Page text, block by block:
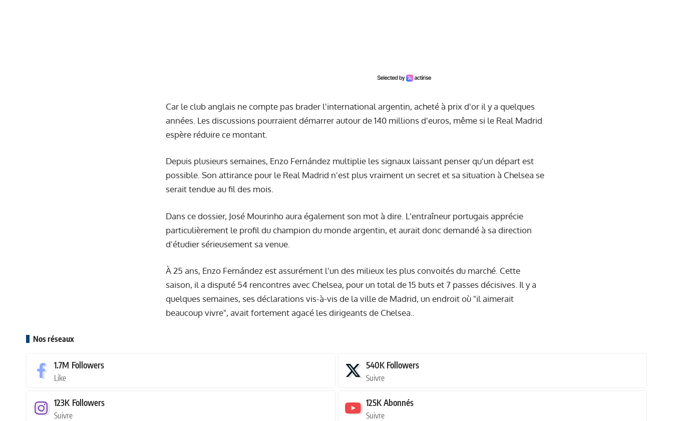
Car le club anglais ne compte pas brader l'international argentin, acheté à prix d'or il y a quelques
années. Les discussions pourraient démarrer autour de 140 millions d'euros, même si le Real Madrid
espère réduire ce montant.
Depuis plusieurs semaines, Enzo Fernández multiplie les signaux laissant penser qu'un départ est
possible. Son attirance pour le Real Madrid n'est plus vraiment un secret et sa situation à Chelsea se
serait tendue au fil des mois.
Dans ce dossier, José Mourinho aura également son mot à dire. L'entraîneur portugais apprécie
particulièrement le profil du champion du monde argentin, et aurait donc demandé à sa direction
d'étudier sérieusement sa venue.
À 25 ans, Enzo Fernández est assurément l'un des milieux les plus convoités du marché. Cette
saison, il a disputé 54 rencontres avec Chelsea, pour un total de 15 buts et 7 passes décisives. Il y a
quelques semaines, ses déclarations vis-à-vis de la ville de Madrid, un endroit où "il aimerait
beaucoup vivre", avait fortement agacé les dirigeants de Chelsea..
Nos réseaux
1.7M Followers
Like
540K Followers
Suivre
123K Followers
Suivre
125KAbonnés
Suivre